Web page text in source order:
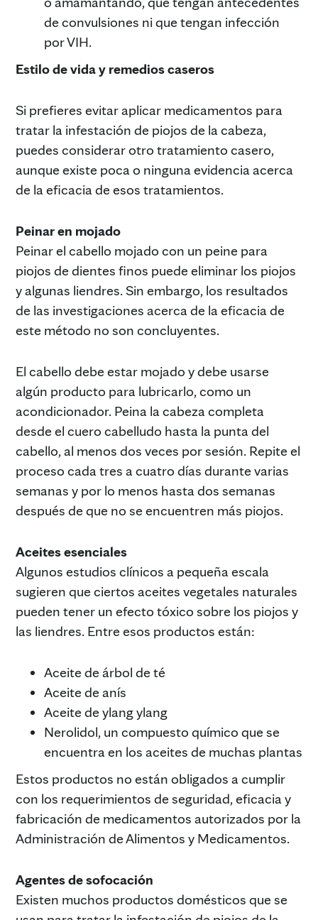
de convulsiones ni que tengan infección
por VIH.
Estilo de vida y remedios caseros
Si prefieres evitar aplicar medicamentos para
tratar la infestación de piojos de la cabeza,
puedes considerar otro tratamiento casero,
aunque existe poca o ninguna evidencia acerca
de la eficacia de esos tratamientos.
Peinar en mojado
Peinar el cabello mojado con un peine para
piojos de dientes finos puede eliminar los piojos
y algunas liendres. Sin embargo, los resultados
de las investigaciones acerca de la eficacia de
este método no son concluyentes.
El cabello debe estar mojado y debe usarse
algún producto para lubricarlo, como un
acondicionador. Peina la cabeza completa
desde el cuero cabelludo hasta la punta del
cabello, al menos dos veces por sesión. Repite el
proceso cada tres a cuatro días durante varias
semanas y por lo menos hasta dos semanas
después de que no se encuentren más piojos.
Aceites esenciales
Algunos estudios clínicos a pequeña escala
sugieren que ciertos aceites vegetales naturales
pueden tener un efecto tóxico sobre los piojos y
las liendres. Entre esos productos están:
Aceite de árbol de té
Aceite de anís
Aceite de ylang ylang
Nerolidol, un compuesto químico que se
encuentra en los aceites de muchas plantas
Estos productos no están obligados a cumplir
con los requerimientos de seguridad, eficacia y
fabricación de medicamentos autorizados por la
Administración de Alimentos y Medicamentos.
Agentes de sofocación
Existen muchos productos domésticos que se